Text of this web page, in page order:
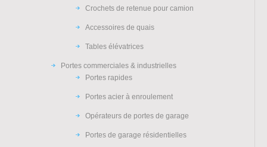
Crochets de retenue pour camion
Accessoires de quais
Tables élévatrices
Portes commerciales & industrielles
Portes rapides
Portes acier à enroulement
Opérateurs de portes de garage
Portes de garage résidentielles